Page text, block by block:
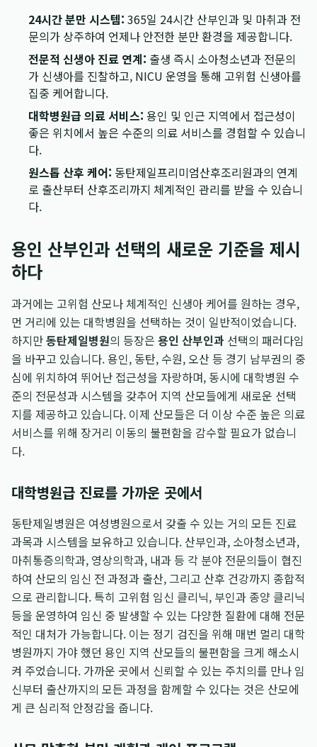
24시간 분만 시스템: 365일 24시간 산부인과 및 마취과 전
문의가 상주하여 언제나 안전한 분만 환경을 제공합니다.
전문적 신생아 진료 연계: 출생 즉시 소아청소년과 전문의
가 신생아를 진찰하고, NICU 운영을 통해 고위험 신생아를
집중 케어합니다.
대학병원급 의료 서비스: 용인 및 인근 지역에서 접근성이
좋은 위치에서 높은 수준의 의료 서비스를 경험할 수 있습니
다.
원스톱 산후 케어: 동탄제일프리미엄산후조리원과의 연계
로 출산부터 산후조리까지 체계적인 관리를 받을 수 있습니
다.
용인 산부인과 선택의 새로운 기준을 제시
하다
과거에는 고위험 산모나 체계적인 신생아 케어를 원하는 경우,
먼 거리에 있는 대학병원을 선택하는 것이 일반적이었습니다.
하지만동탄제일병원의 등장은 용인 산부인과 선택의 패러다임
을 바꾸고 있습니다. 용인, 동탄, 수원, 오산 등 경기 남부권의 중
심에 위치하여 뛰어난 접근성을 자랑하며, 동시에 대학병원 수
준의 전문성과 시스템을 갖추어 지역 산모들에게 새로운 선택
지를 제공하고 있습니다. 이제 산모들은 더 이상 수준 높은 의료
서비스를 위해 장거리 이동의 불편함을 감수할 필요가 없습니
다.
대학병원급 진료를 가까운 곳에서
동탄제일병원은 여성병원으로서 갖출 수 있는 거의 모든 진료
과목과 시스템을 보유하고 있습니다. 산부인과, 소아청소년과,
마취통증의학과, 영상의학과, 내과 등 각 분야 전문의들이 협진
하여 산모의 임신 전 과정과 출산, 그리고 산후 건강까지 종합적
으로 관리합니다. 특히 고위험 임신 클리닉, 부인과 종양 클리닉
등을 운영하여 임신 중 발생할 수 있는 다양한 질환에 대해 전문
적인 대처가 가능합니다. 이는 정기 검진을 위해 매번 멀리 대학
병원까지 가야 했던 용인 지역 산모들의 불편함을 크게 해소시
켜 주었습니다. 가까운 곳에서 신뢰할 수 있는 주치의를 만나 임
신부터 출산까지의 모든 과정을 함께할 수 있다는 것은 산모에
게 큰 심리적 안정감을 줍니다.